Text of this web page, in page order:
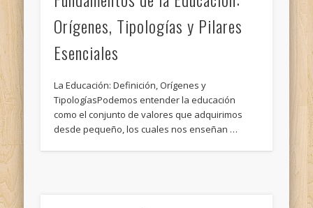
Orígenes, Tipologías y Pilares
Esenciales
La Educación: Definición, Orígenes y
TipologíasPodemos entender la educación
como el conjunto de valores que adquirimos
desde pequeño, los cuales nos enseñan …